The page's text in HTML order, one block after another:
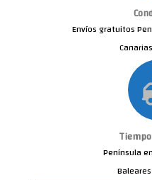
Envíos gratuitos
Península